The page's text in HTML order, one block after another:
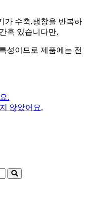
가 수축,팽창을 반복하
혹 있습니다만,
성이므로 제품에는 전
.
않았어요.